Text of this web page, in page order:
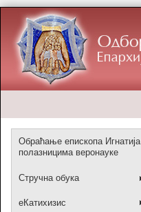
Обраћање епископа Игнатија
полазницима веронауке
Стручна обука
еКатихизис